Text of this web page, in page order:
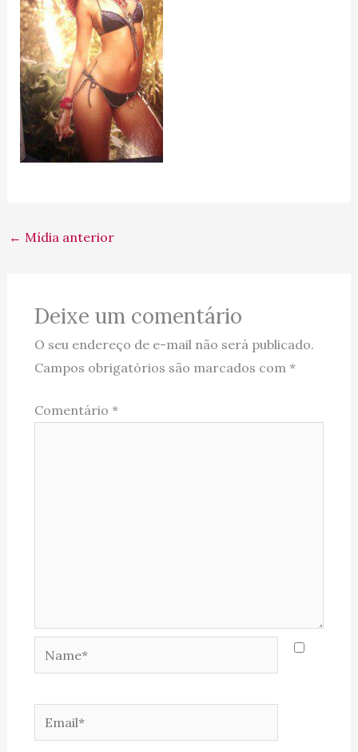
← Mídia anterior
Deixe um comentário
O seu endereço de e-mail não será publicado.
Campos obrigatórios são marcados com *
Comentário *
Name*
Email*